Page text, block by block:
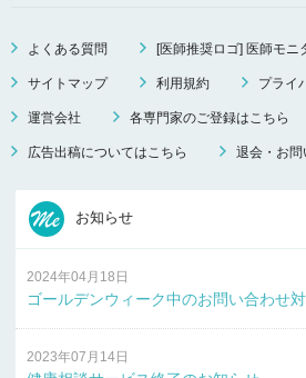
よくある質問 [医師推奨ロゴ] 医師モニ
サイトマップ 利用規約 プライ
運営会社 各専門家のご登録はこちら
広告出稿についてはこちら 退会・お問
お知らせ
2024年04月18日
ゴールデンウィーク中のお問い合わせ
2023年07月14日